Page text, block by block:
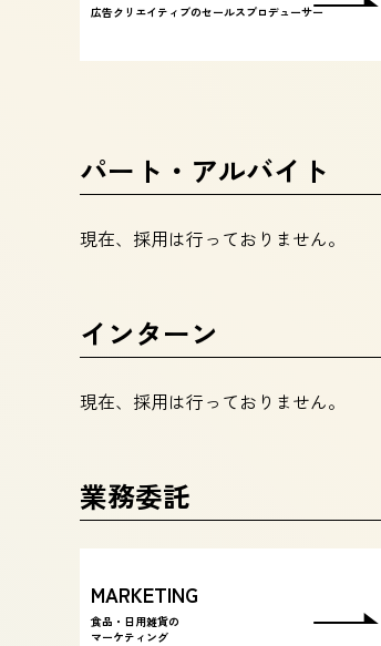
広告クリエイティブのセールスプロデューサー
パート・アルバイト
現在、採用は行っておりません。
インターン
現在、採用は行っておりません。
業務委託
MARKETING
食品・日用雑貨の
マーケティング